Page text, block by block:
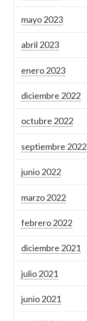
mayo 2023
abril 2023
enero 2023
diciembre 2022
octubre 2022
septiembre 2022
junio 2022
marzo 2022
febrero 2022
diciembre 2021
julio 2021
junio 2021